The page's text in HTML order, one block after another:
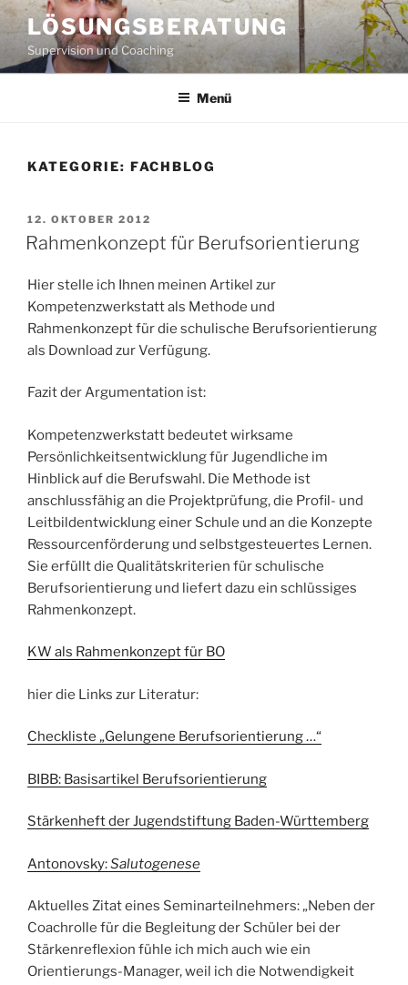
Zum
Inhalt
springen
LÖSUNGSBERATUNG
Supervision und Coaching
Menü
KATEGORIE: FACHBLOG
VERÖFFENTLICHT
AM
12. OKTOBER 2012
Rahmenkonzept für Berufsorientierung
Hier stelle ich Ihnen meinen Artikel zur
Kompetenzwerkstatt als Methode und
Rahmenkonzept für die schulische Berufsorientierung
als Download zur Verfügung.
Fazit der Argumentation ist:
Kompetenzwerkstatt bedeutet wirksame
Persönlichkeitsentwicklung für Jugendliche im
Hinblick auf die Berufswahl. Die Methode ist
anschlussfähig an die Projektprüfung, die Profil- und
Leitbildentwicklung einer Schule und an die Konzepte
Ressourcenförderung und selbstgesteuertes Lernen.
Sie erfüllt die Qualitätskriterien für schulische
Berufsorientierung und liefert dazu ein schlüssiges
Rahmenkonzept.
KW als Rahmenkonzept für BO
hier die Links zur Literatur:
Checkliste „Gelungene Berufsorientierung …“
BIBB: Basisartikel Berufsorientierung
Stärkenheft der Jugendstiftung Baden-Württemberg
Antonovsky:Salutogenese
Aktuelles Zitat eines Seminarteilnehmers: „Neben der
Coachrolle für die Begleitung der Schüler bei der
Stärkenreflexion fühle ich mich auch wie ein
Orientierungs-Manager, weil ich die Notwendigkeit